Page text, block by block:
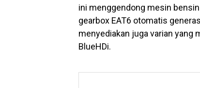
ini menggendong mesin
gearbox EAT6 otomatis
menyediakan juga varian yang
BlueHDi.